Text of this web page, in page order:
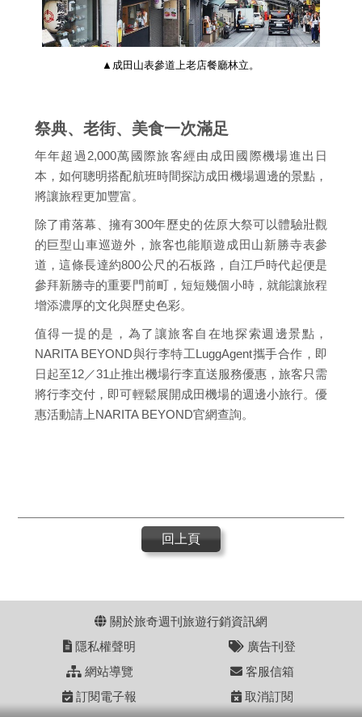
▲成田山表參道上老店餐廳林立。
祭典、老街、美食一次滿足
年年超過2,000萬國際旅客經由成田國際機場進出日
本，如何聰明搭配航班時間探訪成田機場週邊的景點，
將讓旅程更加豐富。
除了甫落幕、擁有300年歷史的佐原大祭可以體驗壯觀
的巨型山車巡遊外，旅客也能順遊成田山新勝寺表參
道，這條長達約800公尺的石板路，自江戶時代起便是
參拜新勝寺的重要門前町，短短幾個小時，就能讓旅程
增添濃厚的文化與歷史色彩。
值得一提的是，為了讓旅客自在地探索週邊景點，
NARITA BEYOND與行李特工LuggAgent攜手合作，即
日起至12／31止推出機場行李直送服務優惠，旅客只需
將行李交付，即可輕鬆展開成田機場的週邊小旅行。優
惠活動請上NARITA BEYOND官網查詢。
回上頁
關於旅奇週刊旅遊行銷資訊網
隱私權聲明
廣告刊登
網站導覽
客服信箱
訂閱電子報
取消訂閱